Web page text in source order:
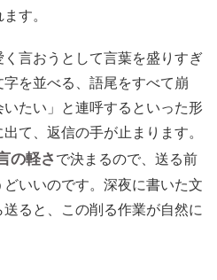
す。
言おうとして言葉を盛りすぎ
を並べる、語尾をすべて崩
たい」と連呼するといった形
て、返信の手が止まります。
の軽さ で決まるので、送る前
いいのです。深夜に書いた文
ると、この削る作業が自然に